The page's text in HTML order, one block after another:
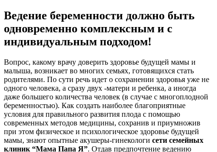
Ведение беременности должно быть
одновременно комплексным и с
индивидуальным подходом!
Вопрос, какому врачу доверить здоровье будущей мамы и
малыша, возникает во многих семьях, готовящихся стать
родителями. По сути речь идет о сохранении здоровья уже не
одного человека, а сразу двух -матери и ребенка, а иногда
даже большего количества человек (в случае с многоплодной
беременностью). Как создать наиболее благоприятные
условия для правильного развития плода с помощью
современных методов медицины, сохранив и приумножив
при этом физическое и психологическое здоровье будущей
мамы, знают опытные акушеры-гинекологи сети семейных
клиник “Мама Папа Я”. Отдав предпочтение ведению